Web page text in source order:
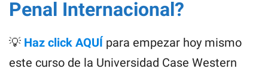
Penal Internacional?
💡 Haz click AQUÍ para empezar hoy mismo
este curso de la Universidad Case Western